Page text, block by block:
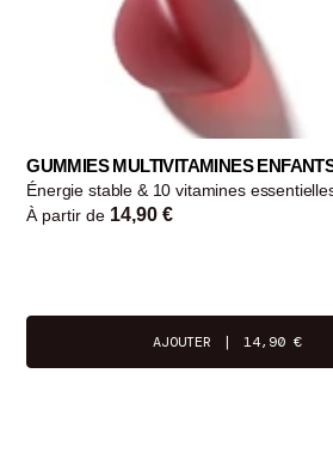
GUMMIES MULTIVITAMINES
Énergie stable & 10 vitamines
À partir de 14,90 €
AJOUTER | 14,90 €